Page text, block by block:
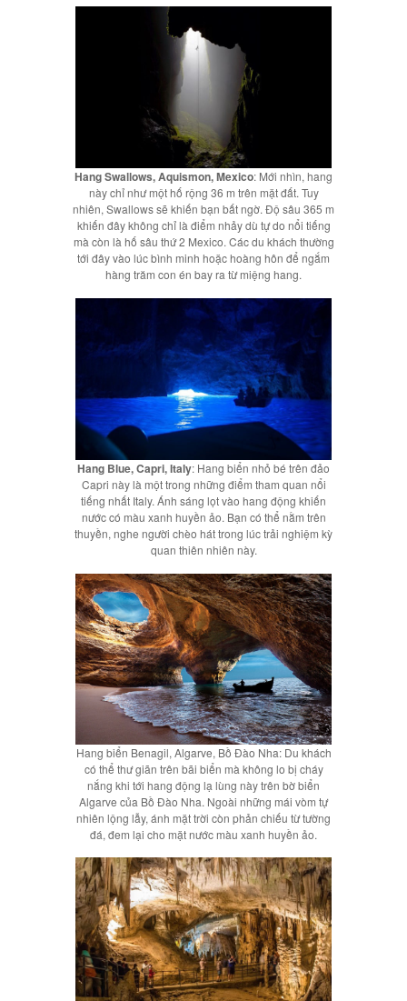
Hang Swallows, Aquismon, Mexico: Mới nhìn, hang
này chỉ như một hố rộng 36 m trên mặt đất. Tuy
nhiên, Swallows sẽ khiến bạn bất ngờ. Độ sâu 365 m
khiến đây không chỉ là điểm nhảy dù tự do nổi tiếng
mà còn là hố sâu thứ 2 Mexico. Các du khách thường
tới đây vào lúc bình minh hoặc hoàng hôn để ngắm
hàng trăm con én bay ra từ miệng hang.
Hang Blue, Capri, Italy: Hang biển nhỏ bé trên đảo
Capri này là một trong những điểm tham quan nổi
tiếng nhất Italy. Ánh sáng lọt vào hang động khiến
nước có màu xanh huyền ảo. Bạn có thể nằm trên
thuyền, nghe người chèo hát trong lúc trải nghiệm kỳ
quan thiên nhiên này.
Hang biển Benagil, Algarve, Bồ Đào Nha: Du khách
có thể thư giãn trên bãi biển mà không lo bị cháy
nắng khi tới hang động lạ lùng này trên bờ biển
Algarve của Bồ Đào Nha. Ngoài những mái vòm tự
nhiên lộng lẫy, ánh mặt trời còn phản chiếu từ tường
đá, đem lại cho mặt nước màu xanh huyền ảo.